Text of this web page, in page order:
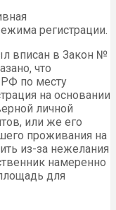
регистрации.
вписан в Закон №
что
РФ по месту
на основании
личной
или же его
проживания на
из-за нежелания
намеренно
для